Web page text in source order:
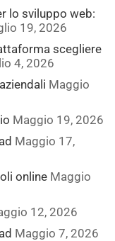
lo sviluppo web:
19, 2026
scegliere
4, 2026
Maggio
Maggio 19, 2026
Maggio 17,
online Maggio
12, 2026
Maggio 7, 2026